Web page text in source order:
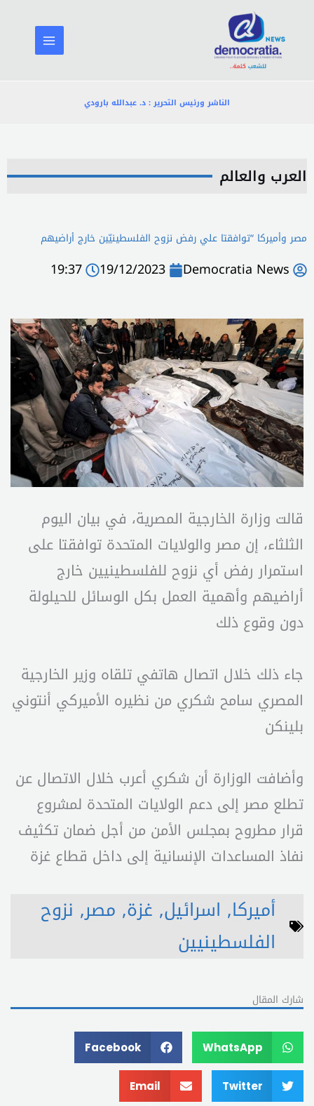
المحتوى
الناشر ورئيس التحرير : د. عبدالله بارودي
العرب والعالم
مصر وأميركا “توافقتا علي رفض نزوح الفلسطينيّين خارج أراضيهم
Democratia News
19/12/2023
19:37
قالت وزارة الخارجية المصرية، في بيان اليوم
الثلثاء، إن مصر والولايات المتحدة توافقتا على
استمرار رفض أي نزوح للفلسطينيين خارج
أراضيهم وأهمية العمل بكل الوسائل للحيلولة
دون وقوع ذلك
جاء ذلك خلال اتصال هاتفي تلقاه وزير الخارجية
المصري سامح شكري من نظيره الأميركي أنتوني
بلينكن
وأضافت الوزارة أن شكري أعرب خلال الاتصال عن
تطلع مصر إلى دعم الولايات المتحدة لمشروع
قرار مطروح بمجلس الأمن من أجل ضمان تكثيف
نفاذ المساعدات الإنسانية إلى داخل قطاع غزة
أميركا, اسرائيل, غزة, مصر, نزوح
الفلسطينيين
شارك المقال
WhatsApp
Facebook
Twitter
Email